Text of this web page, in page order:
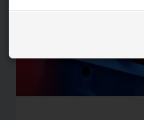
BRUÑIDO